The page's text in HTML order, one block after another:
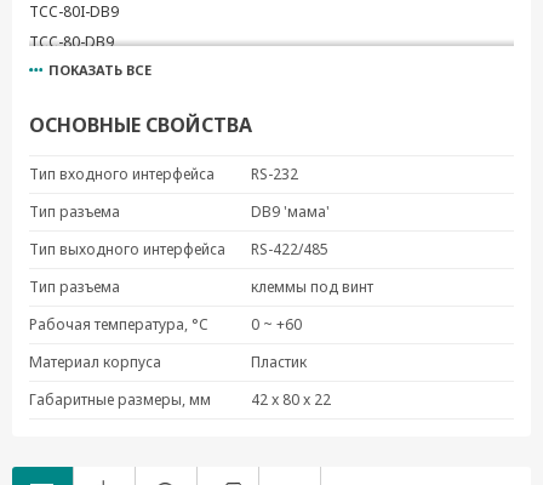
TCC-80I-DB9
TCC-80-DB9
ПОКАЗАТЬ ВСЕ
ОСНОВНЫЕ СВОЙСТВА
Тип входного интерфейса
RS-232
Тип разъема
DB9 'мама'
Тип выходного интерфейса
RS-422/485
Тип разъема
клеммы под винт
Рабочая температура, °C
0 ~ +60
Материал корпуса
Пластик
Габаритные размеры, мм
42 x 80 x 22